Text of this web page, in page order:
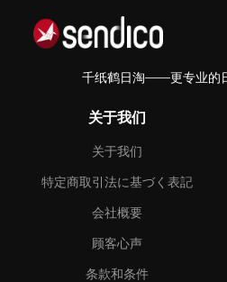
千纸鹤日淘——更专业的
关于我们
关于我们
特定商取引法に基づく表記
会社概要
顾客心声
条款和条件